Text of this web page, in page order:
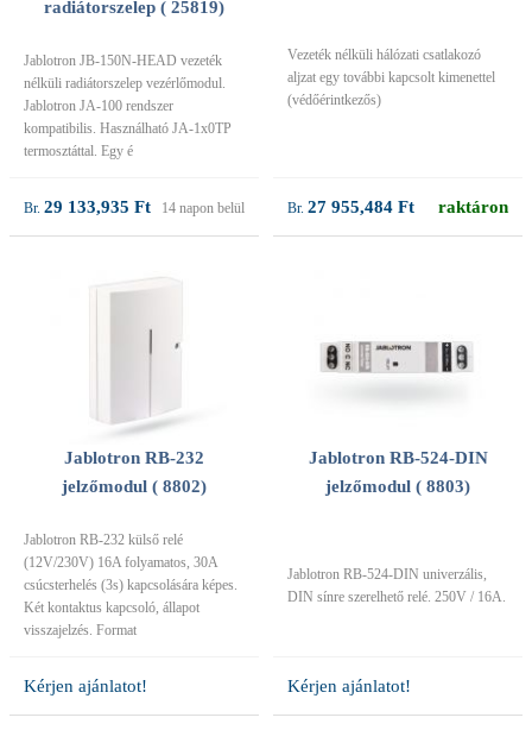
radiátorszelep ( 25819)
Jablotron JB-150N-HEAD vezeték
nélküli radiátorszelep vezérlőmodul.
Jablotron JA-100 rendszer
kompatibilis. Használható JA-1x0TP
termosztáttal. Egy é
29 133,935 Ft 14 napon belül
Vezeték nélküli hálózati csatlakozó
aljzat egy további kapcsolt kimenettel
(védőérintkezős)
27 955,484 Ft raktáron
Jablotron RB-232
jelzőmodul ( 8802)
Jablotron RB-232 külső relé
(12V/230V) 16A folyamatos, 30A
csúcsterhelés (3s) kapcsolására képes.
Két kontaktus kapcsoló, állapot
visszajelzés. Format
Kérjen ajánlatot!
Jablotron RB-524-DIN
jelzőmodul ( 8803)
Jablotron RB-524-DIN univerzális,
DIN sínre szerelhető relé. 250V / 16A.
Kérjen ajánlatot!